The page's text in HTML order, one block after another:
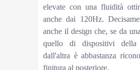
elevate con una fluidità
anche dai 120Hz.
anche il design che, se da
quello di dispositivi della
dall'altra è abbastanza
finitura al posteriore.